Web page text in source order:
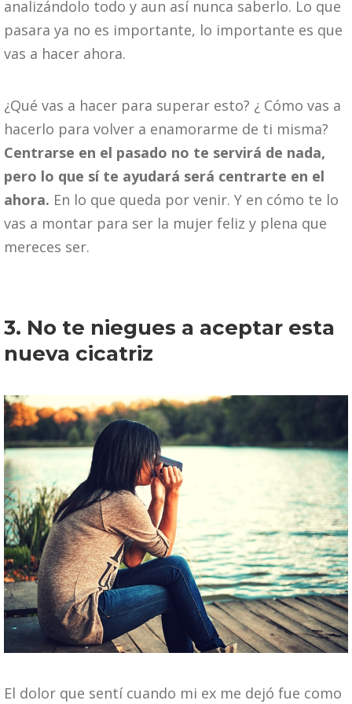
analizándolo todo y aun así nunca saberlo. Lo que
pasara ya no es importante, lo importante es que
vas a hacer ahora.
¿Qué vas a hacer para superar esto? ¿ Cómo vas a
hacerlo para volver a enamorarme de ti misma?
Centrarse en el pasado no te servirá de nada,
pero lo que sí te ayudará será centrarte en el
ahora. En lo que queda por venir. Y en cómo te lo
vas a montar para ser la mujer feliz y plena que
mereces ser.
3. No te niegues a aceptar esta
nueva cicatriz
El dolor que sentí cuando mi ex me dejó fue como